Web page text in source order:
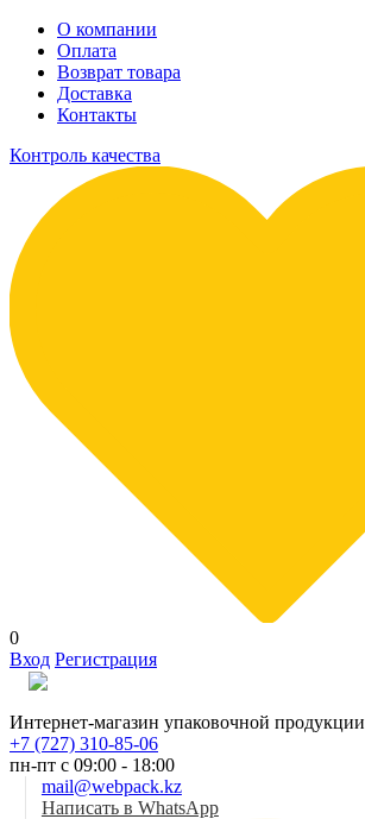
О компании
Оплата
Возврат товара
Доставка
Контакты
Контроль качества
0
Вход Регистрация
Интернет-магазин упаковочной продукции
+7 (727) 310-85-06
пн-пт с 09:00 - 18:00
mail@webpack.kz
Написать в WhatsApp